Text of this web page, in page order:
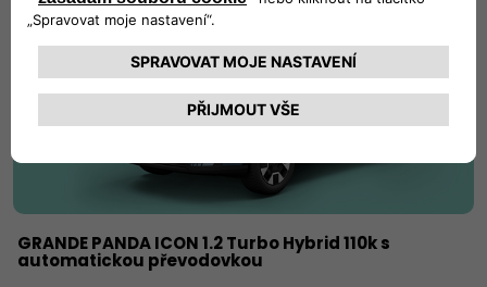
GRANDE PANDA ICON 1.2 Turbo Hybrid 110k s
automatickou převodovkou